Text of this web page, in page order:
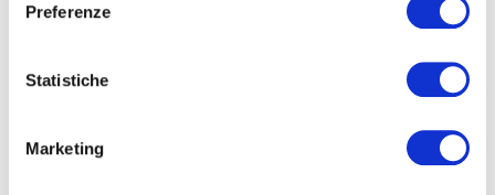
Preferenze
Statistiche
Marketing